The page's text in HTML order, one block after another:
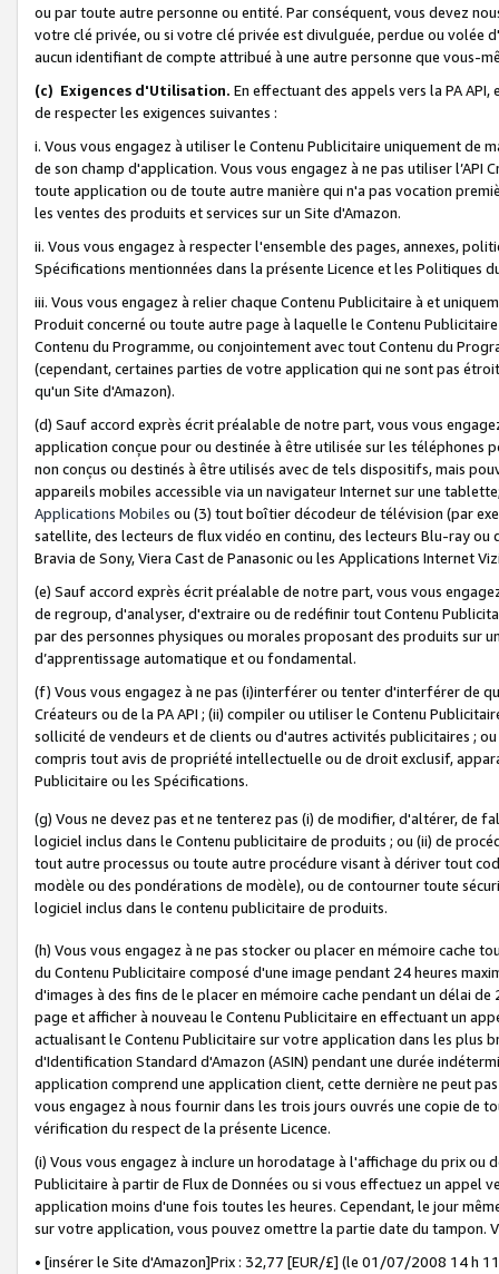
ou par toute autre personne ou entité. Par conséquent, vous devez
votre clé privée, ou si votre clé privée est divulguée, perdue ou volée
aucun identifiant de compte attribué à une autre personne que vous-
(c) Exigences d'Utilisation. En effectuant des appels vers la PA
de respecter les exigences suivantes :
i. Vous vous engagez à utiliser le Contenu Publicitaire uniquement de
de son champ d'application. Vous vous engagez à ne pas utiliser l’API
toute application ou de toute autre manière qui n'a pas vocation
les ventes des produits et services sur un Site d'Amazon.
ii. Vous vous engagez à respecter l'ensemble des pages, annexes,
Spécifications mentionnées dans la présente Licence et les Politiques
iii. Vous vous engagez à relier chaque Contenu Publicitaire à et
Produit concerné ou toute autre page à laquelle le Contenu
Contenu du Programme, ou conjointement avec tout Contenu du
(cependant, certaines parties de votre application qui ne sont pas
qu'un Site d'Amazon).
(d) Sauf accord exprès écrit préalable de notre part, vous vous
application conçue pour ou destinée à être utilisée sur les téléphones
non conçus ou destinés à être utilisés avec de tels dispositifs, mais
appareils mobiles accessible via un navigateur Internet sur une
Applications Mobiles ou (3) tout boîtier décodeur de télévision (par
satellite, des lecteurs de flux vidéo en continu, des lecteurs Blu-ray
Bravia de Sony, Viera Cast de Panasonic ou les Applications Internet
(e) Sauf accord exprès écrit préalable de notre part, vous vous
de regroup, d'analyser, d'extraire ou de redéfinir tout Contenu
par des personnes physiques ou morales proposant des produits sur
d’apprentissage automatique et ou fondamental.
(f) Vous vous engagez à ne pas (i)interférer ou tenter d'interférer de
Créateurs ou de la PA API ; (ii) compiler ou utiliser le Contenu
sollicité de vendeurs et de clients ou d'autres activités publicitaires ;
compris tout avis de propriété intellectuelle ou de droit exclusif,
Publicitaire ou les Spécifications.
(g) Vous ne devez pas et ne tenterez pas (i) de modifier, d'altérer, de
logiciel inclus dans le Contenu publicitaire de produits ; ou (ii) de
tout autre processus ou toute autre procédure visant à dériver tout
modèle ou des pondérations de modèle), ou de contourner toute
logiciel inclus dans le contenu publicitaire de produits.
(h) Vous vous engagez à ne pas stocker ou placer en mémoire cache
du Contenu Publicitaire composé d'une image pendant 24 heures
d'images à des fins de le placer en mémoire cache pendant un délai
page et afficher à nouveau le Contenu Publicitaire en effectuant un
actualisant le Contenu Publicitaire sur votre application dans les plus
d'Identification Standard d'Amazon (ASIN) pendant une durée
application comprend une application client, cette dernière ne peut
vous engagez à nous fournir dans les trois jours ouvrés une copie de
vérification du respect de la présente Licence.
(i) Vous vous engagez à inclure un horodatage à l'affichage du prix
Publicitaire à partir de Flux de Données ou si vous effectuez un appel
application moins d'une fois toutes les heures. Cependant, le jour
sur votre application, vous pouvez omettre la partie date du tampon.
• [insérer le Site d'Amazon]Prix : 32,77 [EUR/£] (le 01/07/2008 14 h